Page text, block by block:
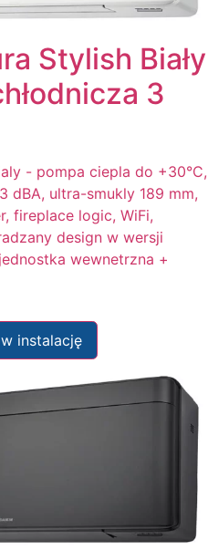
Stylish Biały
3
- pompa ciepla do +30°C,
dBA, ultra-smukly 189 mm,
fireplace logic, WiFi,
design w wersji
wewnetrzna +
instalację